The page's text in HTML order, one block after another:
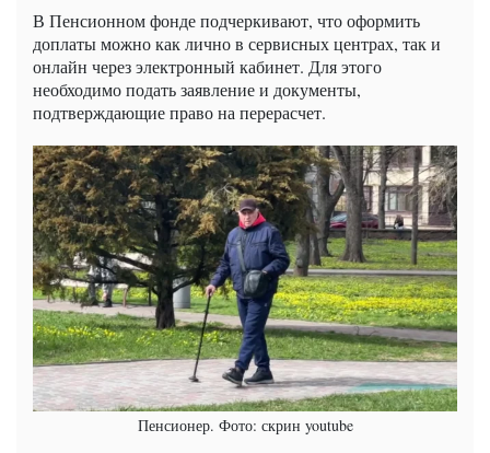
В Пенсионном фонде подчеркивают, что оформить
доплаты можно как лично в сервисных центрах, так и
онлайн через электронный кабинет. Для этого
необходимо подать заявление и документы,
подтверждающие право на перерасчет.
Пенсионер. Фото: скрин youtube